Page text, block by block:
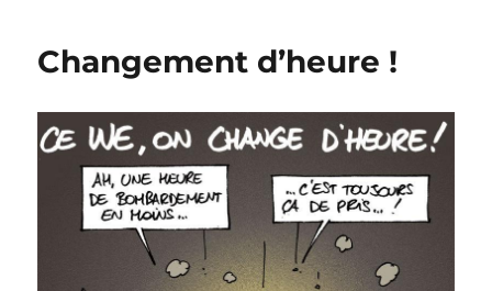
mois
Changement d’heure !